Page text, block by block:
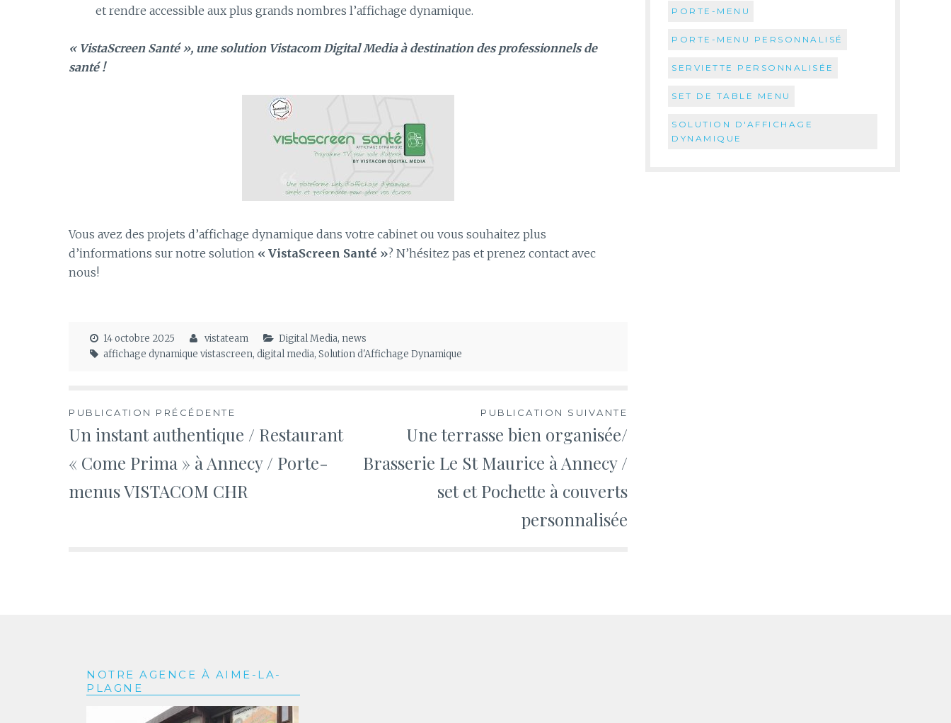
et rendre accessible aux plus grands nombres l’affichage dynamique.
« VistaScreen Santé », une solution Vistacom Digital Media à destination des professionnels de
santé !
Vous avez des projets d’affichage dynamique dans votre cabinet ou vous souhaitez plus
d’informations sur notre solution « VistaScreen Santé »? N’hésitez pas et prenez contact avec
nous!
14 octobre 2025 vistateam Digital Media, news
affichage dynamique vistascreen, digital media, Solution d'Affichage Dynamique
Navigation
de
l’article
PUBLICATION PRÉCÉDENTE
Un instant authentique / Restaurant
« Come Prima » à Annecy / Porte-
menus VISTACOM CHR
PUBLICATION SUIVANTE
Une terrasse bien organisée/
Brasserie Le St Maurice à Annecy /
set et Pochette à couverts
personnalisée
PORTE-MENU
PORTE-MENU PERSONNALISÉ
SERVIETTE PERSONNALISÉE
SET DE TABLE MENU
SOLUTION D'AFFICHAGE
DYNAMIQUE
NOTRE AGENCE À AIME-LA-
PLAGNE